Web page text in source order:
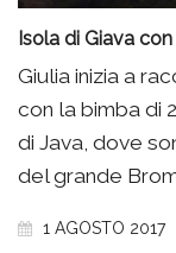
Isola di Giava
Giulia inizia a
con la bimba di
di Java, dove
del grande
1 AGOSTO 2017